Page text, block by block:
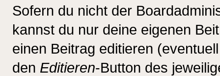
Sofern du nicht der
kannst du nur deine eigenen
einen Beitrag editieren
den Editieren-Button des